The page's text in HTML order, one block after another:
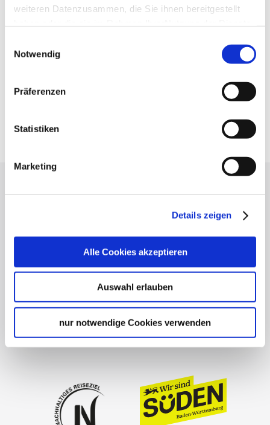
weiteren Datenzusammen, die Sie ihnen bereitgestellt
Impressum
Notwendig
Präferenzen
Statistiken
Marketing
Details zeigen
Alle Cookies akzeptieren
Auswahl erlauben
nur notwendige Cookies verwenden
DB timetable information
Press
General terms and conditions
Privacy policy
Cookies
Masthead